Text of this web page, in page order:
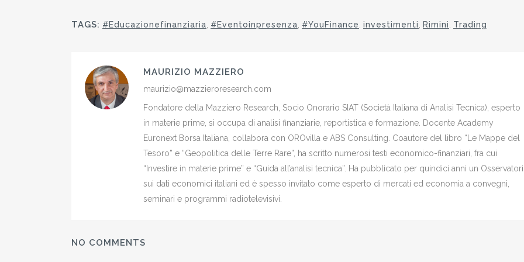
TAGS: #Educazionefinanziaria #Eventoinpresenza #YouFinance investimenti Rimini Trading
MAURIZIO MAZZIERO
maurizio@mazzieroresearch.com
Fondatore della Mazziero Research, Socio Onorario SIAT (Società Italiana di Analisi Tecnica), esperto
in materie prime, si occupa di analisi finanziarie, reportistica e formazione. Docente Academy
Euronext Borsa Italiana, collabora con OROvilla e ABS Consulting. Coautore del libro “Le Mappe del
Tesoro” e “Geopolitica delle Terre Rare”, ha scritto numerosi testi economico-finanziari, fra cui
“Investire in materie prime” e “Guida all’analisi tecnica”. Ha pubblicato per quindici anni un
sui dati economici italiani ed è spesso invitato come esperto di mercati ed economia a convegni,
seminari e programmi radiotelevisivi.
NO COMMENTS